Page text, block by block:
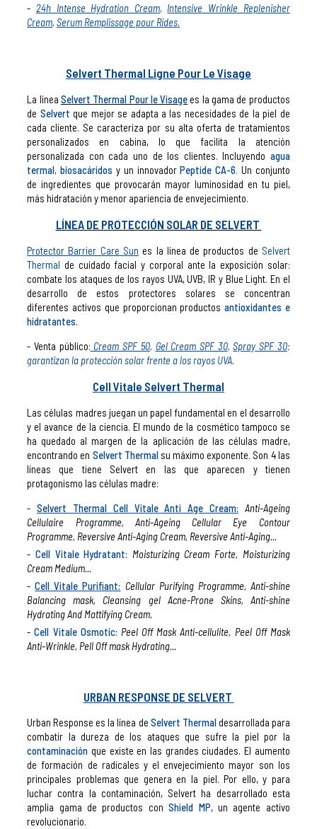
24h Intense Hydration Cream, Intensive Wrinkle Replenisher
Cream,Serum Remplissage pour Rides.
Selvert Thermal Ligne Pour Le Visage
La línea Selvert Thermal Pour le Visagees la gama de productos
de Selvert que mejor se adapta a las necesidades de la piel de
cada cliente. Se caracteriza por su alta oferta de tratamientos
personalizados en cabina, lo que facilita la atención
personalizada con cada uno de los clientes. Incluyendo agua
termal, biosacáridos y un innovadorPeptide CA-6. Un conjunto
de ingredientes que provocarán mayor luminosidad en tu piel,
más hidratación y menor apariencia de envejecimiento.
LÍNEA DE PROTECCIÓN SOLAR DE SELVERT
Protector Barrier Care Sun es la línea de productos de Selvert
Thermal de cuidado facial y corporal ante la exposición solar:
combate los ataques de los rayos UVA, UVB, IR y Blue Light. En el
desarrollo de estos protectores solares se concentran
diferentes activos que proporcionan productosantioxidantes e
hidratantes.
Venta público: Cream SPF 50, Gel Cream SPF 30,Spray SPF 30:
garantizan la protección solar frente a los rayos UVA.
Cell Vitale Selvert Thermal
Las células madres juegan un papel fundamental en el desarrollo
y el avance de la ciencia. El mundo de la cosmético tampoco se
ha quedado al margen de la aplicación de las células madre,
encontrando en Selvert Thermalsu máximo exponente. Son 4 las
líneas que tiene Selvert en las que aparecen y tienen
protagonismo las células madre:
Selvert Thermal Cell Vitale Anti Age Cream: Anti-Ageing
Cellulaire Programme, Anti-Ageing Cellular Eye Contour
Programme, Reversive Anti-Aging Cream, Reversive Anti-Aging...
Cell Vitale Hydratant: Moisturizing Cream Forte, Moisturizing
Cream Medium...
Cell Vitale Purifiant: Cellular Purifying Programme, Anti-shine
Balancing mask, Cleansing gel Acne-Prone Skins, Anti-shine
Hydrating And Mattifying Cream.
Cell Vitale Osmotic: Peel Off Mask Anti-cellulite, Peel Off Mask
Anti-Wrinkle, Pell Off mask Hydrating...
URBAN RESPONSE DE SELVERT
Urban Response es la línea de Selvert Thermaldesarrollada para
combatir la dureza de los ataques que sufre la piel por la
contaminación que existe en las grandes ciudades. El aumento
de formación de radicales y el envejecimiento mayor son los
principales problemas que genera en la piel. Por ello, y para
luchar contra la contaminación, Selvert ha desarrollado esta
amplia gama de productos conShield MP, un agente activo
revolucionario.